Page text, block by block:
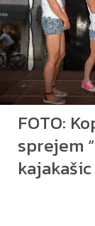
FOTO:
sprejem
kajakašic